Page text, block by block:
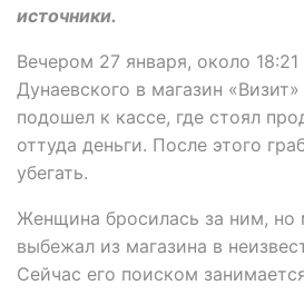
источники.
Вечером 27 января, около 18:21
Дунаевского в магазин
подошел к кассе, где стоял
оттуда деньги. После этого
убегать.
Женщина бросилась за ним,
выбежал из магазина в
Сейчас его поиском